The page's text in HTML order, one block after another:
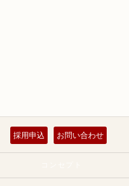
採用申込 お問い合わせ